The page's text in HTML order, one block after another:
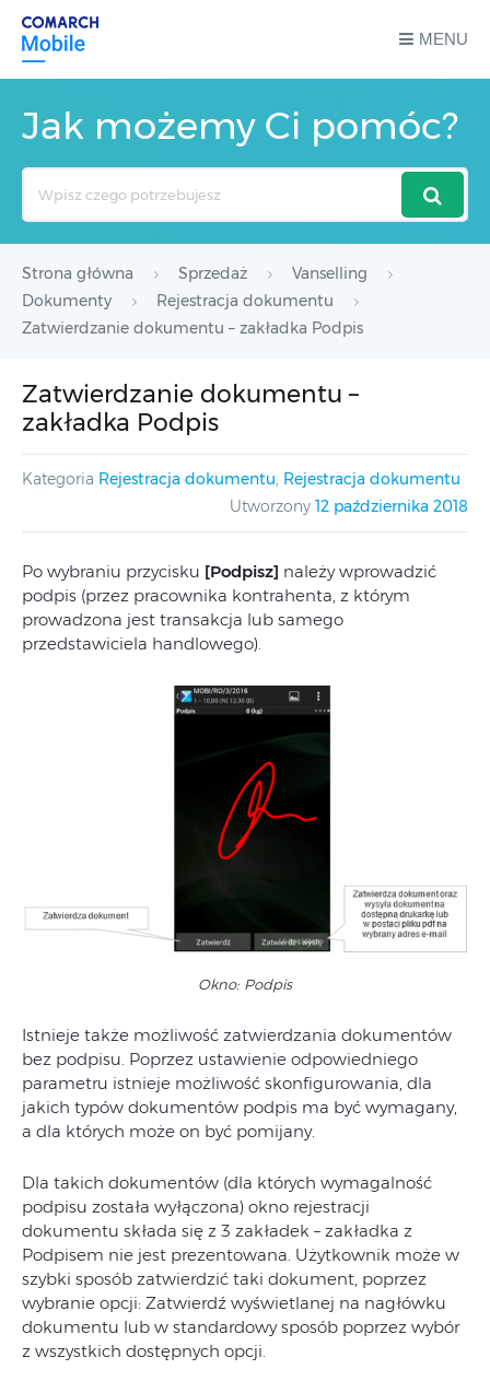
MENU
Jak możemy Ci pomóc?
Strona główna Sprzedaż
Vanselling
Dokumenty
Rejestracja dokumentu
Zatwierdzanie dokumentu – zakładka Podpis
Zatwierdzanie dokumentu –
zakładka Podpis
Kategoria Rejestracja dokumentu, Rejestracja dokumentu
Utworzony 12 października 2018
Po wybraniu przycisku [Podpisz] należy wprowadzić
podpis (przez pracownika kontrahenta, z którym
prowadzona jest transakcja lub samego
przedstawiciela handlowego).
Okno: Podpis
Istnieje także możliwość zatwierdzania dokumentów
bez podpisu. Poprzez ustawienie odpowiedniego
parametru istnieje możliwość skonfigurowania, dla
jakich typów dokumentów podpis ma być wymagany,
a dla których może on być pomijany.
Dla takich dokumentów (dla których wymagalność
podpisu została wyłączona) okno rejestracji
dokumentu składa się z 3 zakładek – zakładka z
Podpisem nie jest prezentowana. Użytkownik może w
szybki sposób zatwierdzić taki dokument, poprzez
wybranie opcji: Zatwierdź wyświetlanej na nagłówku
dokumentu lub w standardowy sposób poprzez wybór
z wszystkich dostępnych opcji.